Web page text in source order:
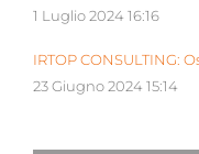
1 Luglio 2024 16:16
IRTOP CONSULTING:
23 Giugno 2024 15:14